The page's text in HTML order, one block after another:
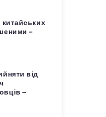
китайських
–
від
–